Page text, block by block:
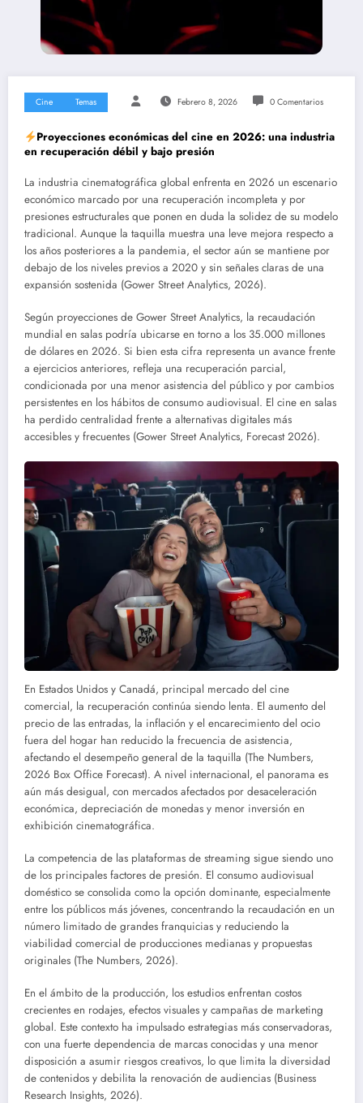
Cine Temas Febrero 8, 2026 0 Comentarios
Proyecciones económicas del cine en 2026: una industria
en recuperación débil y bajo presión
La industria cinematográfica global enfrenta en 2026 un escenario
económico marcado por una recuperación incompleta y por
presiones estructurales que ponen en duda la solidez de su modelo
tradicional. Aunque la taquilla muestra una leve mejora respecto a
los años posteriores a la pandemia, el sector aún se mantiene por
debajo de los niveles previos a 2020 y sin señales claras de una
expansión sostenida (Gower Street Analytics, 2026).
Según proyecciones de Gower Street Analytics, la recaudación
mundial en salas podría ubicarse en torno a los 35.000 millones
de dólares en 2026. Si bien esta cifra representa un avance frente
a ejercicios anteriores, refleja una recuperación parcial,
condicionada por una menor asistencia del público y por cambios
persistentes en los hábitos de consumo audiovisual. El cine en salas
ha perdido centralidad frente a alternativas digitales más
accesibles y frecuentes (Gower Street Analytics, Forecast 2026).
En Estados Unidos y Canadá, principal mercado del cine
comercial, la recuperación continúa siendo lenta. El aumento del
precio de las entradas, la inflación y el encarecimiento del ocio
fuera del hogar han reducido la frecuencia de asistencia,
afectando el desempeño general de la taquilla (The Numbers,
2026 Box Office Forecast). A nivel internacional, el panorama es
aún más desigual, con mercados afectados por desaceleración
económica, depreciación de monedas y menor inversión en
exhibición cinematográfica.
La competencia de las plataformas de streaming sigue siendo uno
de los principales factores de presión. El consumo audiovisual
doméstico se consolida como la opción dominante, especialmente
entre los públicos más jóvenes, concentrando la recaudación en un
número limitado de grandes franquicias y reduciendo la
viabilidad comercial de producciones medianas y propuestas
originales (The Numbers, 2026).
En el ámbito de la producción, los estudios enfrentan costos
crecientes en rodajes, efectos visuales y campañas de marketing
global. Este contexto ha impulsado estrategias más conservadoras,
con una fuerte dependencia de marcas conocidas y una menor
disposición a asumir riesgos creativos, lo que limita la diversidad
de contenidos y debilita la renovación de audiencias (Business
Research Insights, 2026).